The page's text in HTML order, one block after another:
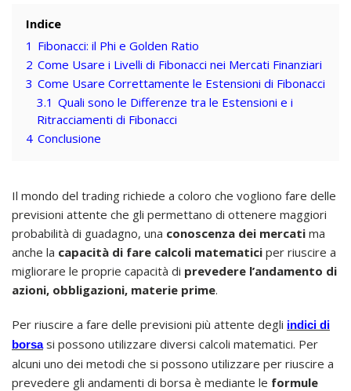
Indice
1 Fibonacci: il Phi e Golden Ratio
2 Come Usare i Livelli di Fibonacci nei Mercati Finanziari
3 Come Usare Correttamente le Estensioni di Fibonacci
3.1 Quali sono le Differenze tra le Estensioni e i
Ritracciamenti di Fibonacci
4 Conclusione
Il mondo del trading richiede a coloro che vogliono fare delle
previsioni attente che gli permettano di ottenere maggiori
probabilità di guadagno, una conoscenza dei mercati ma
anche la capacità di fare calcoli matematici per riuscire a
migliorare le proprie capacità di prevedere l’andamento di
azioni, obbligazioni, materie prime.
Per riuscire a fare delle previsioni più attente degli indici di
borsasi possono utilizzare diversi calcoli matematici. Per
alcuni uno dei metodi che si possono utilizzare per riuscire a
prevedere gli andamenti di borsa è mediante le formule